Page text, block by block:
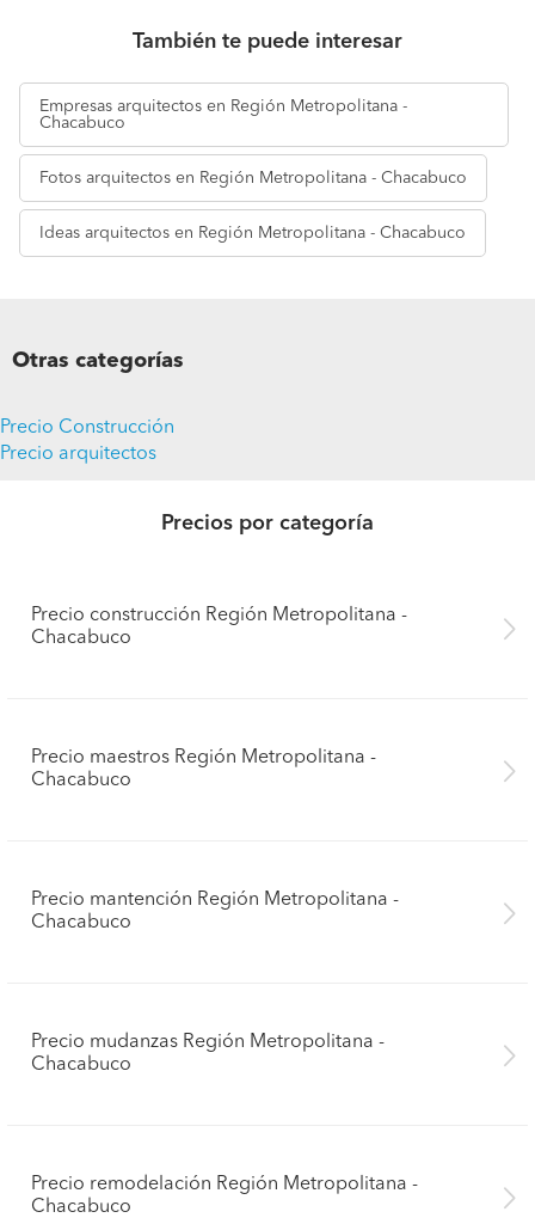
También te puede interesar
Empresas arquitectos en Región Metropolitana -
Chacabuco
Fotos arquitectos en Región Metropolitana - Chacabuco
Ideas arquitectos en Región Metropolitana - Chacabuco
Otras categorías
Precio Construcción
Precio arquitectos
Precios por categoría
Precio construcción Región Metropolitana -
Chacabuco
Precio maestros Región Metropolitana -
Chacabuco
Precio mantención Región Metropolitana -
Chacabuco
Precio mudanzas Región Metropolitana -
Chacabuco
Precio remodelación Región Metropolitana -
Chacabuco